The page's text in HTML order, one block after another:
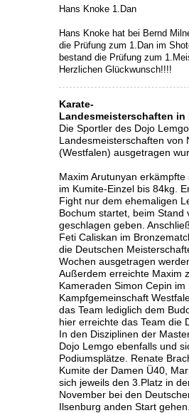
Hans Knoke 1.Dan
Hans Knoke hat bei Bernd
die Prüfung zum 1.Dan im
bestand die Prüfung zum
Herzlichen Glückwunsch!!!!
Karate-
Landesmeisterschaften in
Die Sportler des Dojo
Landesmeisterschaften von
(Westfalen) ausgetragen
Maxim Arutunyan
im Kumite-Einzel bis 84kg.
Fight nur dem ehemaligen
Bochum startet, beim
geschlagen geben.
Feti Caliskan im
die Deutschen
Wochen ausgetragen
Außerdem erreichte Maxim
Kameraden Simon Cepin
Kampfgemeinschaft
das Team lediglich dem
hier erreichte das Team die
In den Disziplinen der
Dojo Lemgo ebenfalls und
Podiumsplätze. Renate
Kumite der Damen Ü40,
sich jeweils den 3.Platz in
November bei den
Ilsenburg anden Start